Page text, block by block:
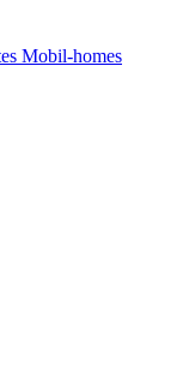
Mobil-homes